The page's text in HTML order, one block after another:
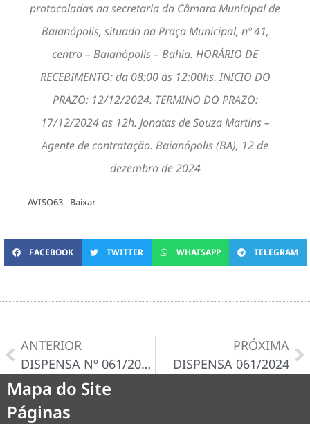
protocoladas na secretaria da Câmara Municipal de
Baianópolis, situado na Praça Municipal, nº 41,
centro – Baianópolis – Bahia. HORÁRIO DE
RECEBIMENTO: da 08:00 às 12:00hs. INICIO DO
PRAZO: 12/12/2024. TERMINO DO PRAZO:
17/12/2024 as 12h. Jonatas de Souza Martins –
Agente de contratação. Baianópolis (BA), 12 de
dezembro de 2024
AVISO63 Baixar
FACEBOOK TWITTER WHATSAPP TELEGRAM
ANTERIOR
DISPENSA Nº 061/2024-D
PRÓXIMA
DISPENSA 061/2024
Mapa do Site
Páginas